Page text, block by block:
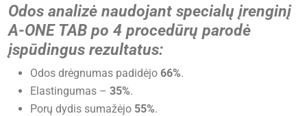
Odos analizė naudojant specialų įrenginį
A-ONE TAB po 4 procedūrų parodė
įspūdingus rezultatus:
Odos drėgnumas padidėjo 66%.
Elastingumas – 35%.
Porų dydis sumažėjo 55%.